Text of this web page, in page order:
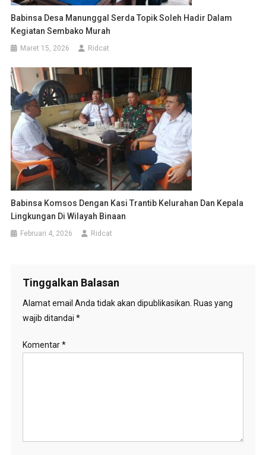
Babinsa Desa Manunggal Serda Topik Soleh Hadir Dalam
Kegiatan Sembako Murah
Maret 15, 2026 Ridcat
Babinsa Komsos Dengan Kasi Trantib Kelurahan Dan Kepala
Lingkungan Di Wilayah Binaan
Februari 4, 2026 Ridcat
Tinggalkan Balasan
Alamat email Anda tidak akan dipublikasikan. Ruas yang
wajib ditandai *
Komentar*